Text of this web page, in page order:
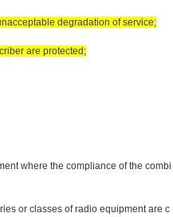
degradation of service;
are protected;
where the compliance of the combi
or classes of radio equipment are c